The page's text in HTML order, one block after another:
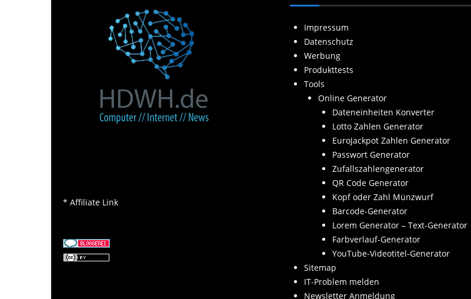
* Affiliate Link
Impressum
Datenschutz
Werbung
Produkttests
Tools
Online Generator
Dateneinheiten Konverter
Lotto Zahlen Generator
EuroJackpot Zahlen Generator
Passwort Generator
Zufallszahlengenerator
QR Code Generator
Kopf oder Zahl Münzwurf
Barcode-Generator
Lorem Generator – Text-Generator
Farbverlauf-Generator
YouTube-Videotitel-Generator
Sitemap
IT-Problem melden
Newsletter Anmeldung